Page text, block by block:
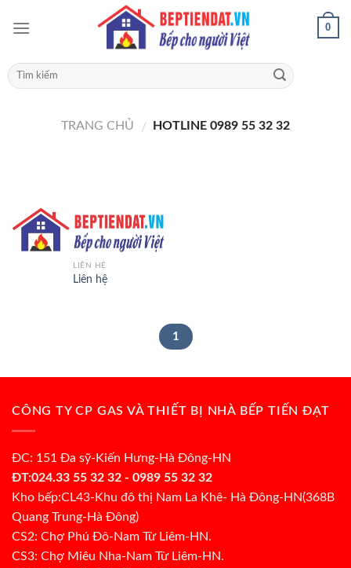
0
TRANG CHỦ / HOTLINE 0989 55 32 32
LIÊN HỆ
Liên hệ
1
CÔNG TY CP GAS VÀ THIẾT BỊ NHÀ BẾP TIẾN ĐẠT
ĐC: 151 Đa sỹ-Kiến Hưng-Hà Đông-HN
ĐT:024.33 55 32 32 - 0989 55 32 32
Kho bếp:CL43-Khu đô thị Nam La Khê- Hà Đông-HN(368B
Quang Trung-Hà Đông)
CS2: Chợ Phú Đô-Nam Từ Liêm-HN.
CS3: Chợ Miêu Nha-Nam Từ Liêm-HN.